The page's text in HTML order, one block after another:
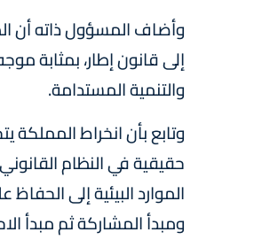
وأضاف المسؤول ذاته أن
إلى قانون إطار، بمثابة
والتنمية المستدامة.
وتابع بأن انخراط
حقيقية في النظام
الموارد البيئية إلى
ومبدأ المشاركة ثم مبدأ